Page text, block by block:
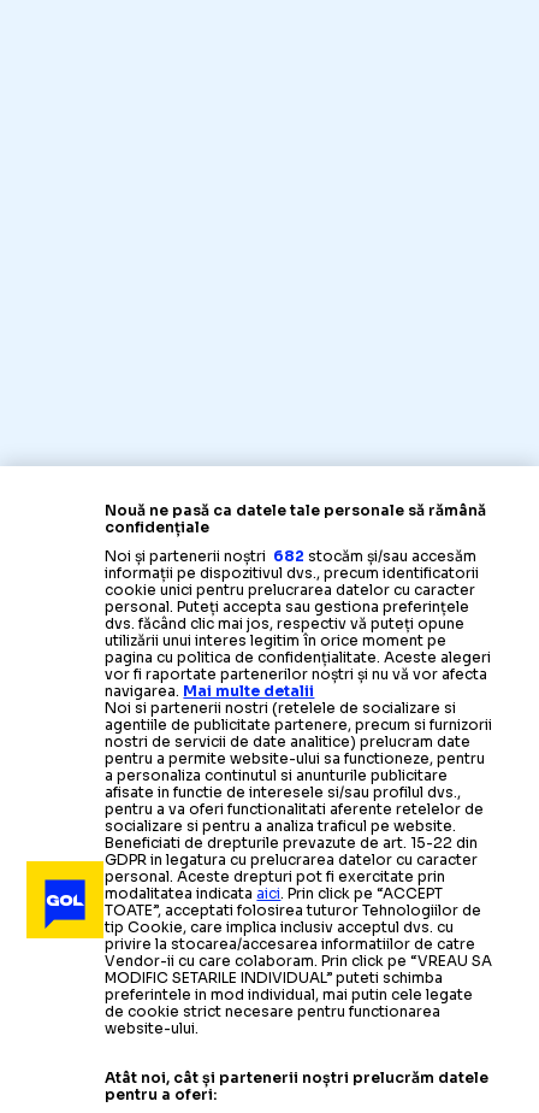
Nouă ne pasă ca datele tale personale să rămână
confidențiale
Noi și partenerii noștri 682 stocăm și/sau accesăm
informații pe dispozitivul dvs., precum identificatorii
cookie unici pentru prelucrarea datelor cu caracter
personal. Puteți accepta sau gestiona preferințele
dvs. făcând clic mai jos, respectiv vă puteți opune
utilizării unui interes legitim în orice moment pe
pagina cu politica de confidențialitate. Aceste alegeri
vor fi raportate partenerilor noștri și nu vă vor afecta
navigarea. Mai multe detalii
Noi si partenerii nostri (retelele de socializare si
agentiile de publicitate partenere, precum si furnizorii
nostri de servicii de date analitice) prelucram date
pentru a permite website-ului sa functioneze, pentru
a personaliza continutul si anunturile publicitare
afisate in functie de interesele si/sau profilul dvs.,
pentru a va oferi functionalitati aferente retelelor de
socializare si pentru a analiza traficul pe website.
Beneficiati de drepturile prevazute de art. 15-22 din
GDPR in legatura cu prelucrarea datelor cu caracter
personal. Aceste drepturi pot fi exercitate prin
modalitatea indicataaici. Prin click pe “ACCEPT
TOATE”, acceptati folosirea tuturor Tehnologiilor de
tip Cookie, care implica inclusiv acceptul dvs. cu
privire la stocarea/accesarea informatiilor de catre
Vendor-ii cu care colaboram. Prin click pe “VREAU SA
MODIFIC SETARILE INDIVIDUAL” puteti schimba
preferintele in mod individual, mai putin cele legate
de cookie strict necesare pentru functionarea
website-ului.
Atât noi, cât și partenerii noștri prelucrăm datele
pentru a oferi: